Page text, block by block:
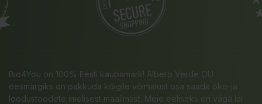
Bio4You on 100% Eesti kaubamärk! Albero Verde OÜ
eesmärgiks on pakkuda kõigile võimalust osa saada öko-ja
loodustoodete imelisest maailmast. Meie eeliseks on väga lai